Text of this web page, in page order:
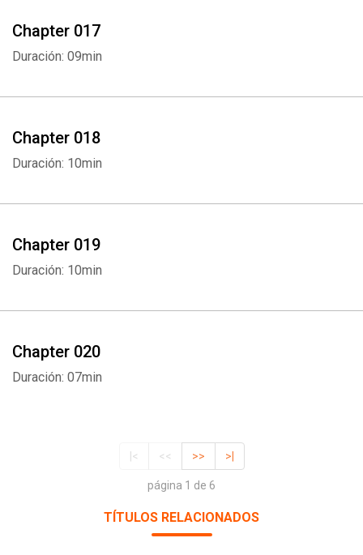
Chapter 017
Duración: 09min
Chapter 018
Duración: 10min
Chapter 019
Duración: 10min
Chapter 020
Duración: 07min
|< << >> >|
página 1 de 6
TÍTULOS RELACIONADOS